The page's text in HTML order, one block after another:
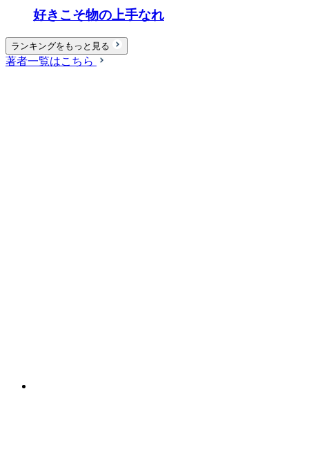
好きこそ物の上手なれ
ランキングをもっと見る
著者一覧はこちら